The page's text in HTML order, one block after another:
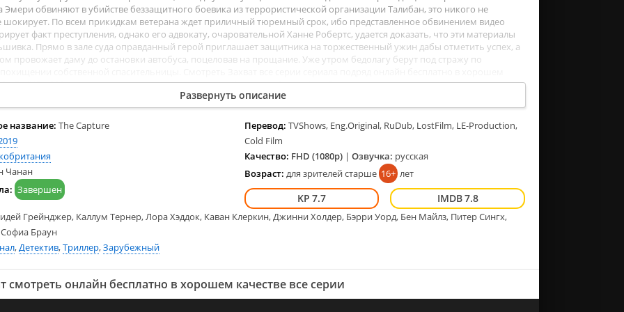
Франция
Германия
Турция
FOX
Hulu
Disney
обвиняют в убийстве беззащитного боевика из террористической организации Талибан, это никого не
шокирует. По всем прикидкам ветерана ждет приличный тюремный срок, ибо представленное обвинением видео
факт преступления, однако его адвокату, очаровательной Ханне Робертс, удается доказать, что эти материалы
Прямо в зале суда оправданный герой приглашает защитника на торжественный ужин дабы отметить успех, а
провожает даму до остановки автобуса, поцеловав на прощание. Уже утром бедолагу берут под стражу по
FullHD 1080p полностью на русском языке и на любых устройствах LordFilm.
Развернуть описание
название: The Capture
Чанан
Завершен
Перевод: TVShows, Eng.Original, RuDub, LostFilm, LE-Production,
Cold Film
Качество: FHD (1080p)| Озвучка: русская
Возраст: для зрителей старше 16+лет
7.7 7.8
Грейнджер, Каллум Тернер, Лора Хэддок, Каван Клеркин, Джинни Холдер, Бэрри Уорд, Бен Майлз, Питер Сингх,
Браун
,Детектив,Триллер,Зарубежный
смотреть онлайн бесплатно в хорошем качестве все серии